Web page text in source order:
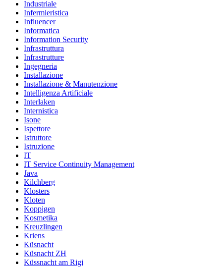
Industriale
Infermieristica
Influencer
Informatica
Information Security
Infrastruttura
Infrastrutture
Ingegneria
Installazione
Installazione & Manutenzione
Intelligenza Artificiale
Interlaken
Internistica
Isone
Ispettore
Istruttore
Istruzione
IT
IT Service Continuity Management
Java
Kilchberg
Klosters
Kloten
Koppigen
Kosmetika
Kreuzlingen
Kriens
Küsnacht
Küsnacht ZH
Küssnacht am Rigi